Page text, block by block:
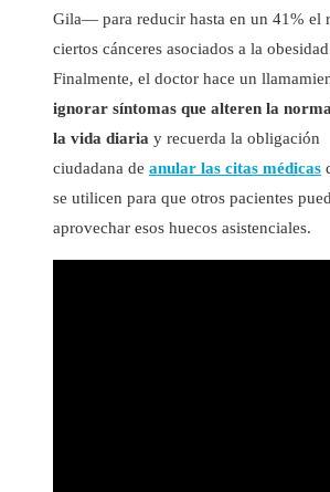
Gila— para reducir hasta en un 41% el
ciertos cánceres asociados a la
Finalmente, el doctor hace un
ignorar síntomas que alteren la
la vida diaria y recuerda la obligación
ciudadana de anular las citas médicas
se utilicen para que otros pacientes
aprovechar esos huecos asistenciales.